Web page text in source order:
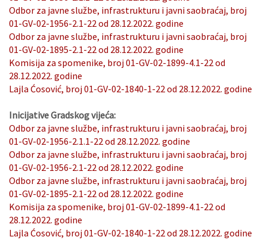
Odbor za javne službe, infrastrukturu i javni saobraćaj, broj
01-GV-02-1956-2.1-22 od 28.12.2022. godine
Odbor za javne službe, infrastrukturu i javni saobraćaj, broj
01-GV-02-1895-2.1-22 od 28.12.2022. godine
Komisija za spomenike, broj 01-GV-02-1899-4.1-22 od
28.12.2022. godine
Lajla Ćosović, broj 01-GV-02-1840-1-22 od 28.12.2022. godine
Inicijative Gradskog vijeća:
Odbor za javne službe, infrastrukturu i javni saobraćaj, broj
01-GV-02-1956-2.1.1-22 od 28.12.2022. godine
Odbor za javne službe, infrastrukturu i javni saobraćaj, broj
01-GV-02-1956-2.1-22 od 28.12.2022. godine
Odbor za javne službe, infrastrukturu i javni saobraćaj, broj
01-GV-02-1895-2.1-22 od 28.12.2022. godine
Komisija za spomenike, broj 01-GV-02-1899-4.1-22 od
28.12.2022. godine
Lajla Ćosović, broj 01-GV-02-1840-1-22 od 28.12.2022. godine